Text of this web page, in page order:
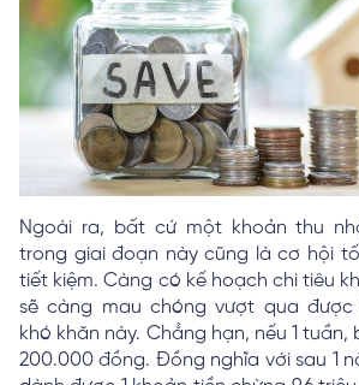
Ngoài ra, bất cứ một khoản thu
trong giai đoạn này cũng là cơ hội
tiết kiệm. Càng có kế hoạch chi tiêu
sẽ càng mau chóng vượt qua được
khó khăn này. Chẳng hạn, nếu 1
200.000 đồng. Đồng nghĩa với sau 1